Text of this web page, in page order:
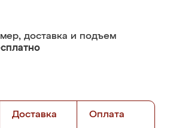
доставка и подъем
Доставка Оплата